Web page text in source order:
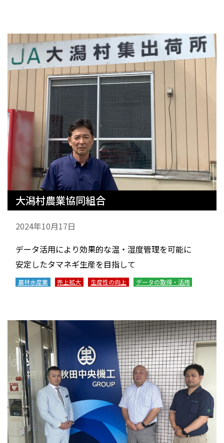
大潟村農業協同組合
2024年10月17日
データ活用により効果的な温・湿度管理を可能に
安定したタマネギ生産を目指して
農林水産業 売上拡大 生産性の向上 データの取得・活用